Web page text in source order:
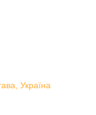
Україна